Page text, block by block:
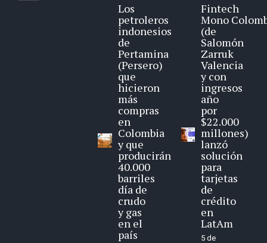
Los
petroleros
indonesios
de
Pertamina
(Persero)
que
hicieron
más
compras
en
Colombia
y que
producirán
40.000
barriles
día de
crudo
y gas
en el
país
Fintech
Mono
(de
Salomón
Zarruk
Valencia
y con
ingresos
año
por
$22.000
millones)
lanzó
solución
para
tarjetas
de
crédito
en
LatAm
5 de